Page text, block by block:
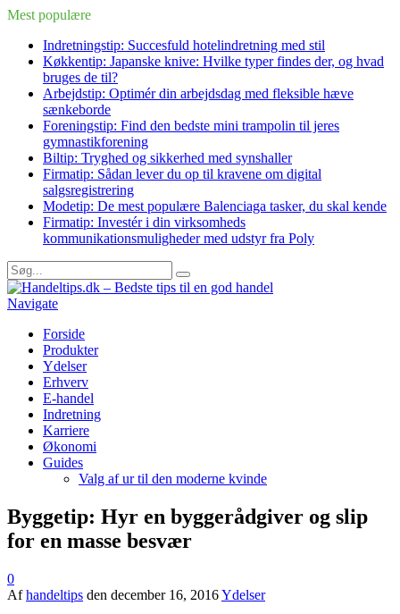
Mest populære
Indretningstip: Succesfuld hotelindretning med stil
Køkkentip: Japanske knive: Hvilke typer findes der, og hvad
bruges de til?
Arbejdstip: Optimér din arbejdsdag med fleksible hæve
sænkeborde
Foreningstip: Find den bedste mini trampolin til jeres
gymnastikforening
Biltip: Tryghed og sikkerhed med synshaller
Firmatip: Sådan lever du op til kravene om digital
salgsregistrering
Modetip: De mest populære Balenciaga tasker, du skal kende
Firmatip: Investér i din virksomheds
kommunikationsmuligheder med udstyr fra Poly
Navigate
Forside
Produkter
Ydelser
Erhverv
E-handel
Indretning
Karriere
Økonomi
Guides
Valg af ur til den moderne kvinde
Byggetip: Hyr en byggerådgiver og slip
for en masse besvær
0
Afhandeltips den december 16, 2016Ydelser